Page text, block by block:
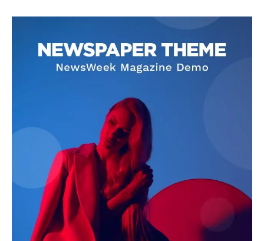
AIN NEWS 1
Contact Us
Privacy Policy
Terms of Use Agreement
Facebook
X WhatsApp
Share